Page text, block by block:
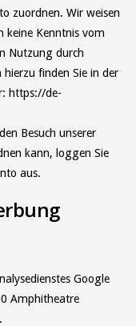
zuordnen. Wir weisen
keine Kenntnis vom
Nutzung durch
finden Sie in der
https://de-
Besuch unserer
kann, loggen Sie
aus.
Google
Amphitheatre